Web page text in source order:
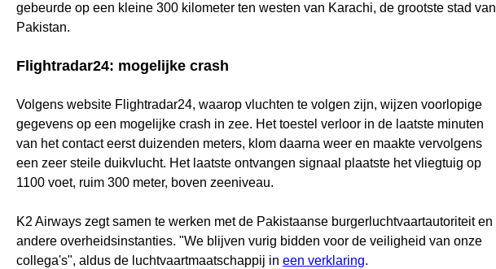
gebeurde op een kleine 300 kilometer ten westen van Karachi, de grootste stad van
Pakistan.
Flightradar24: mogelijke crash
Volgens website Flightradar24, waarop vluchten te volgen zijn, wijzen voorlopige
gegevens op een mogelijke crash in zee. Het toestel verloor in de laatste minuten
van het contact eerst duizenden meters, klom daarna weer en maakte vervolgens
een zeer steile duikvlucht. Het laatste ontvangen signaal plaatste het vliegtuig op
1100 voet, ruim 300 meter, boven zeeniveau.
K2 Airways zegt samen te werken met de Pakistaanse burgerluchtvaartautoriteit en
andere overheidsinstanties. "We blijven vurig bidden voor de veiligheid van onze
collega's", aldus de luchtvaartmaatschappij in een verklaring.